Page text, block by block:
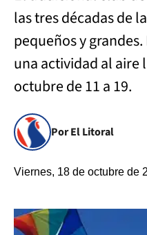
las tres décadas de
pequeños y
una actividad al aire
octubre de 11 a 19.
Por El Litoral
Viernes, 18 de octubre de